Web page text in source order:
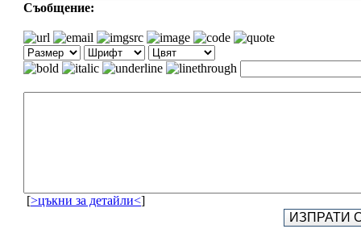
Съобщение:
[>цъкни за детайли<]